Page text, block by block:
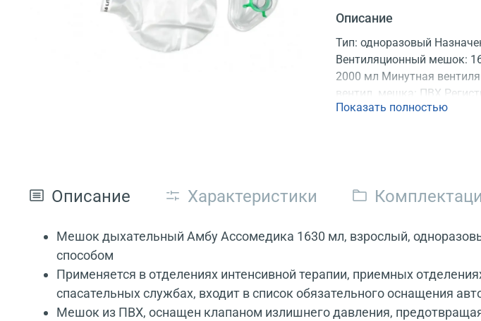
Описание
Тип: одноразовый
Вентиляционный мешок:
2000 мл Минутная
вентил. мешка: ПВХ
Показать полностью
Описание Характеристики
Мешок дыхательный Амбу Ассомедика 1630 мл, взрослый,
способом
Применяется в отделениях интенсивной терапии, приемных
спасательных службах, входит в список обязательного оснащения
Мешок из ПВХ, оснащен клапаном излишнего давления,